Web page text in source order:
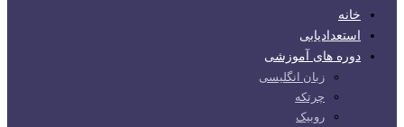
خانه
استعدادیابی
دوره های آموزشی
زبان انگلیسی
چرتکه
روبیک